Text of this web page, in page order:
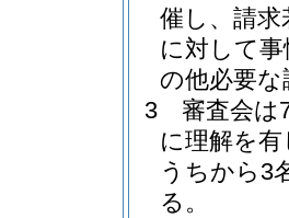
催し、請
に対して
の他必要
3
審査会は
に理解を
うちから3
る。